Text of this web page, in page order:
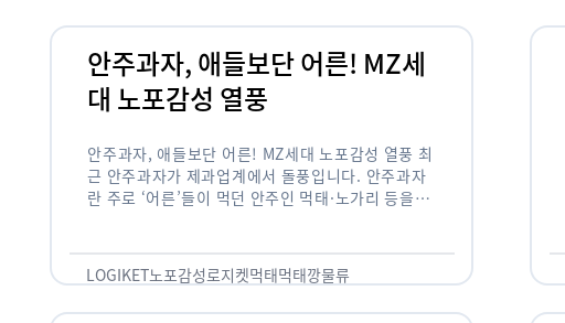
안주과자, 애들보단 어른! MZ세
대 노포감성 열풍
안주과자, 애들보단 어른! MZ세대 노포감성 열풍 최
근 안주과자가 제과업계에서 돌풍입니다. 안주과자
란 주로 ‘어른’들이 먹던 안주인 먹태·노가리 등을
LOGIKET노포감성로지켓먹태먹태깡물류